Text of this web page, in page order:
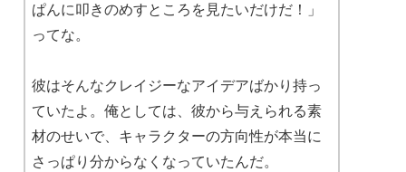
ぱんに叩きのめすところを見たいだけだ！」
ってな。
彼はそんなクレイジーなアイデアばかり持っ
ていたよ。俺としては、彼から与えられる素
材のせいで、キャラクターの方向性が本当に
さっぱり分からなくなっていたんだ。